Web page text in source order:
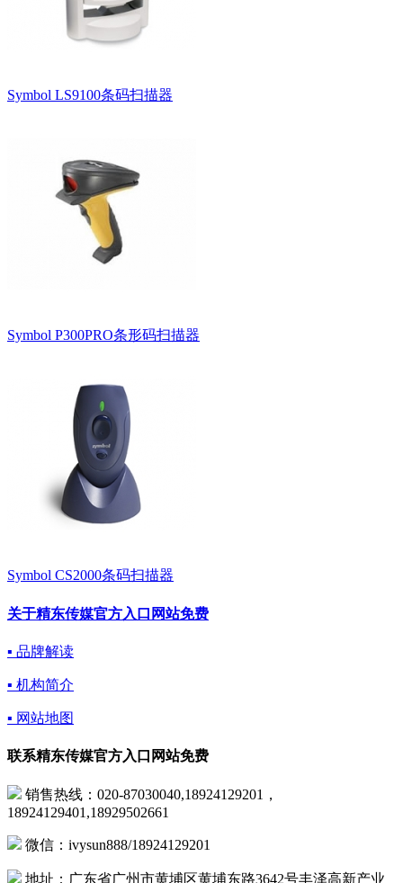
Symbol LS9100条码扫描器
Symbol P300PRO条形码扫描器
Symbol CS2000条码扫描器
关于精东传媒官方入口网站免费
▪ 品牌解读
▪ 机构简介
▪ 网站地图
联系精东传媒官方入口网站免费
销售热线：020-87030040,18924129201，
18924129401,18929502661
微信：ivysun888/18924129201
地址：广东省广州市黄埔区黄埔东路3642号丰泽高新产业